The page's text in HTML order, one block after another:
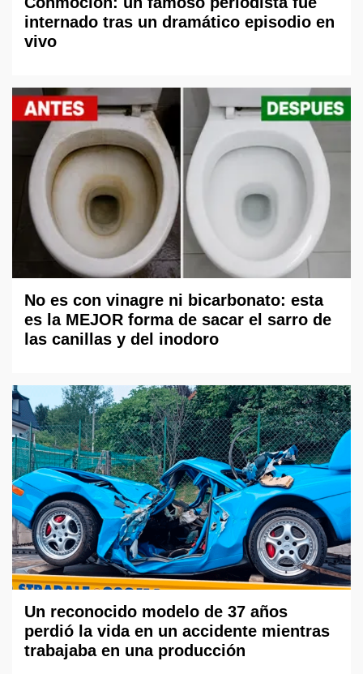
internado tras un dramático episodio en
vivo
No es con vinagre ni bicarbonato: esta
es la MEJOR forma de sacar el sarro de
las canillas y del inodoro
Un reconocido modelo de 37 años
perdió la vida en un accidente mientras
trabajaba en una producción